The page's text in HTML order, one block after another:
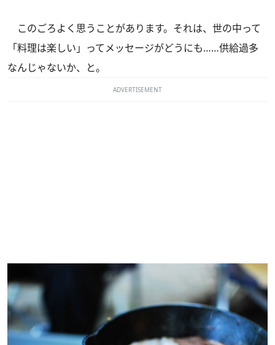
このごろよく思うことがあります。それは、世の中って
「料理は楽しい」ってメッセージがどうにも……供給過多
なんじゃないか、と。
ADVERTISEMENT